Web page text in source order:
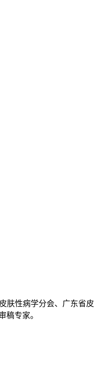
肤性病学分会、广东省皮
稿专家。